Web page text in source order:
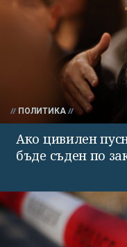
ПОЛИТИКА
Ако цивилен
бъде съден по